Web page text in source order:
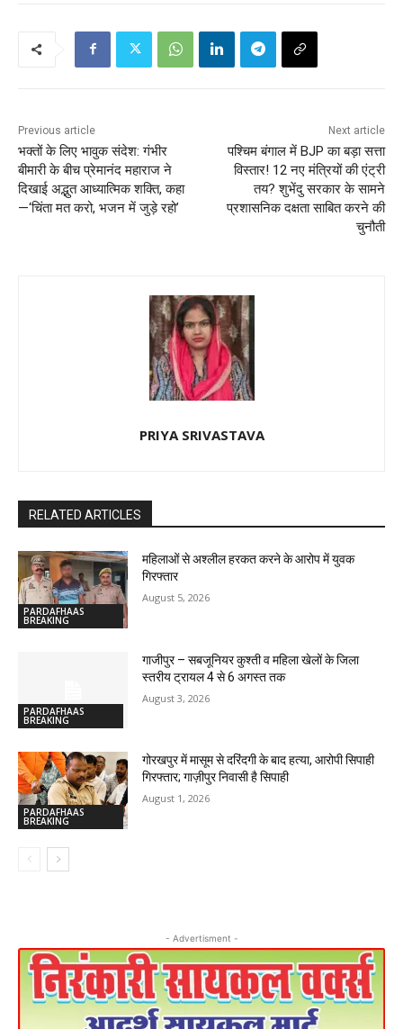
Previous article
भक्तों के लिए भावुक संदेश: गंभीर
बीमारी के बीच प्रेमानंद महाराज ने
दिखाई अद्भुत आध्यात्मिक शक्ति, कहा
—‘चिंता मत करो, भजन में जुड़े रहो’
Next article
पश्चिम बंगाल में BJP का बड़ा सत्ता
विस्तार! 12 नए मंत्रियों की एंट्री
तय? शुभेंदु सरकार के सामने
प्रशासनिक दक्षता साबित करने की
चुनौती
PRIYA SRIVASTAVA
RELATED ARTICLES
PARDAFHAAS
BREAKING
महिलाओं से अश्लील हरकत करने के आरोप में युवक
गिरफ्तार
August 5, 2026
PARDAFHAAS
BREAKING
गाजीपुर – सबजूनियर कुश्ती व महिला खेलों के जिला
स्तरीय ट्रायल 4 से 6 अगस्त तक
August 3, 2026
PARDAFHAAS
BREAKING
गोरखपुर में मासूम से दरिंदगी के बाद हत्या, आरोपी सिपाही
गिरफ्तार; गाज़ीपुर निवासी है सिपाही
August 1, 2026
- Advertisment -